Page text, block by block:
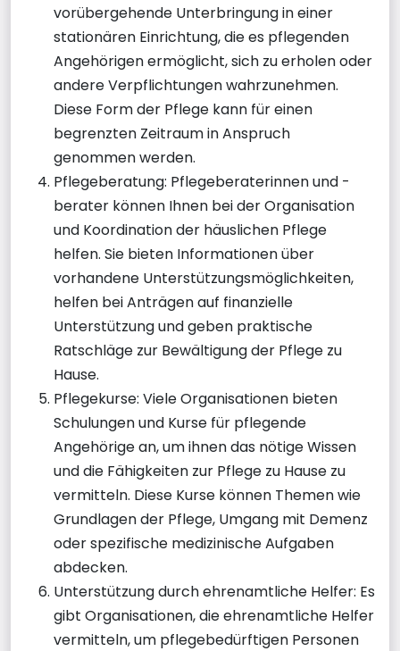
vorübergehende Unterbringung in einer
stationären Einrichtung, die es pflegenden
Angehörigen ermöglicht, sich zu erholen oder
andere Verpflichtungen wahrzunehmen.
Diese Form der Pflege kann für einen
begrenzten Zeitraum in Anspruch
genommen werden.
Pflegeberatung: Pflegeberaterinnen und -
berater können Ihnen bei der Organisation
und Koordination der häuslichen Pflege
helfen. Sie bieten Informationen über
vorhandene Unterstützungsmöglichkeiten,
helfen bei Anträgen auf finanzielle
Unterstützung und geben praktische
Ratschläge zur Bewältigung der Pflege zu
Hause.
Pflegekurse: Viele Organisationen bieten
Schulungen und Kurse für pflegende
Angehörige an, um ihnen das nötige Wissen
und die Fähigkeiten zur Pflege zu Hause zu
vermitteln. Diese Kurse können Themen wie
Grundlagen der Pflege, Umgang mit Demenz
oder spezifische medizinische Aufgaben
abdecken.
Unterstützung durch ehrenamtliche Helfer: Es
gibt Organisationen, die ehrenamtliche Helfer
vermitteln, um pflegebedürftigen Personen